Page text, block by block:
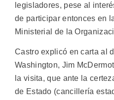
legisladores, pese al
de participar entonces en
Ministerial de la
Castro explicó en carta al
Washington, Jim
la visita, que ante la
de Estado (cancillería